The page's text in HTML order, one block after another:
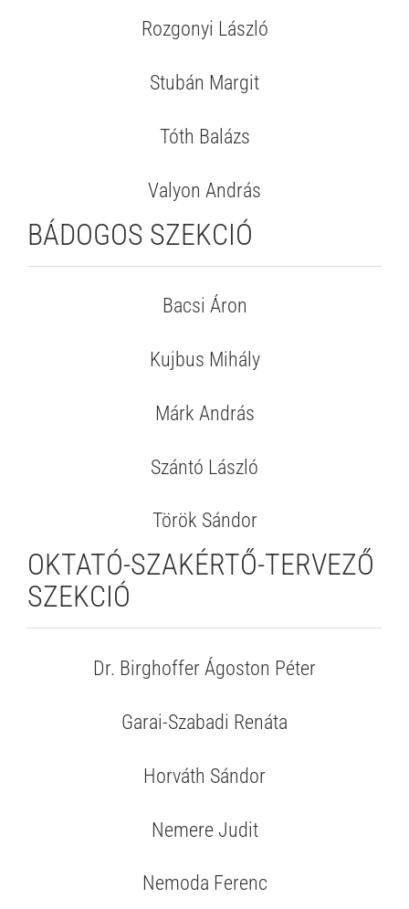
Rozgonyi László
Stubán Margit
Tóth Balázs
Valyon András
BÁDOGOS SZEKCIÓ
Bacsi Áron
Kujbus Mihály
Márk András
Szántó László
Török Sándor
OKTATÓ-SZAKÉRTŐ-TERVEZŐ
SZEKCIÓ
Dr. Birghoffer Ágoston Péter
Garai-Szabadi Renáta
Horváth Sándor
Nemere Judit
Nemoda Ferenc